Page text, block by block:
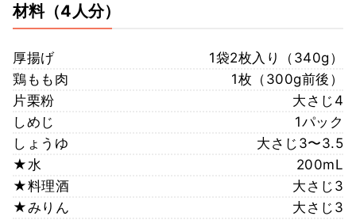
材料（4人分）
厚揚げ
1袋2枚入り（340g）
鶏もも肉
1枚（300g前後）
片栗粉
大さじ4
しめじ
1パック
しょうゆ
大さじ3〜3.5
★水
200mL
★料理酒
大さじ3
★みりん
大さじ3